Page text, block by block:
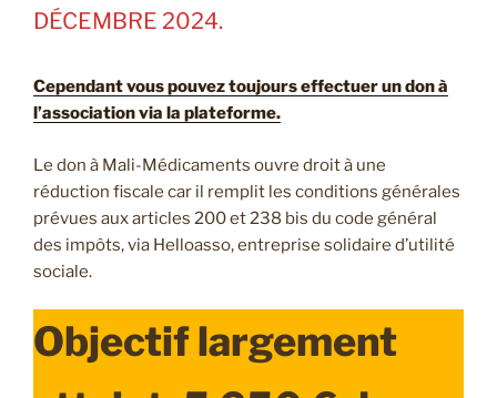
DÉCEMBRE 2024.
Cependant vous pouvez toujours effectuer un don à
l’association via la plateforme.
Le don à Mali-Médicaments ouvre droit à une
réduction fiscale car il remplit les conditions générales
prévues aux articles 200 et 238 bis du code général
des impôts, via Helloasso, entreprise solidaire d’utilité
sociale.
Objectif largement